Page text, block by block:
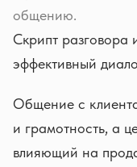
общению.
Скрипт разговора
эффективный
Общение с
и грамотность, а
влияющий на